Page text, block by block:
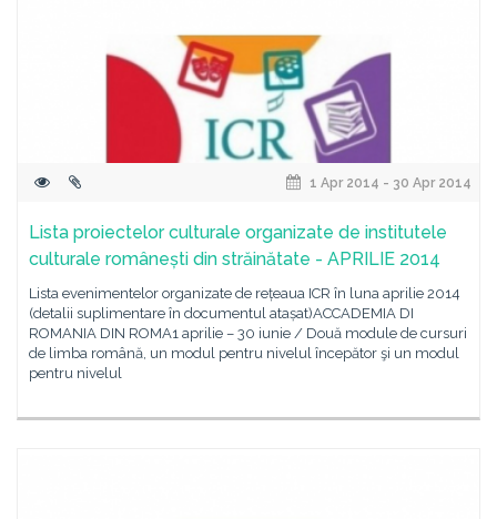
1 Apr 2014 - 30 Apr 2014
Lista proiectelor culturale organizate de institutele
culturale românești din străinătate - APRILIE 2014
Lista evenimentelor organizate de rețeaua ICR în luna aprilie 2014
(detalii suplimentare în documentul atașat)ACCADEMIA DI
ROMANIA DIN ROMA1 aprilie – 30 iunie / Două module de cursuri
de limba română, un modul pentru nivelul începător şi un modul
pentru nivelul